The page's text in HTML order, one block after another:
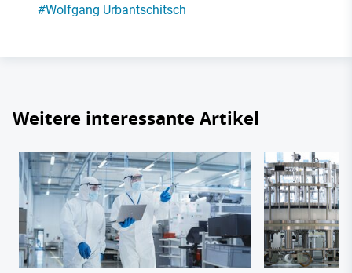
#Wolfgang Urbantschitsch
Weitere interessante Artikel